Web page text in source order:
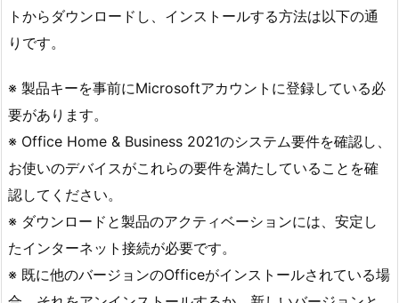
トからダウンロードし、インストールする方法は以下の通
りです。
※ 製品キーを事前にMicrosoftアカウントに登録している必
要があります。
※ Office Home & Business 2021のシステム要件を確認し、
お使いのデバイスがこれらの要件を満たしていることを確
認してください。
※ ダウンロードと製品のアクティベーションには、安定し
たインターネット接続が必要です。
※ 既に他のバージョンのOfficeがインストールされている場